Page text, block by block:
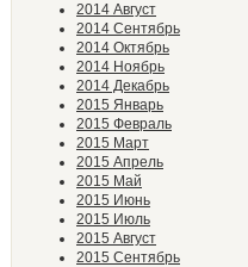
2014 Август
2014 Сентябрь
2014 Октябрь
2014 Ноябрь
2014 Декабрь
2015 Январь
2015 Февраль
2015 Март
2015 Апрель
2015 Май
2015 Июнь
2015 Июль
2015 Август
2015 Сентябрь